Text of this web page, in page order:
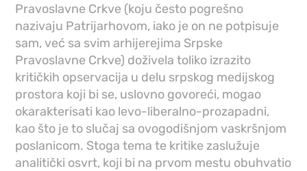
Pravoslavne Crkve (koju često pogrešno
nazivaju Patrijarhovom, iako je on ne potpisuje
sam, već sa svim arhijerejima Srpske
Pravoslavne Crkve) doživela toliko izrazito
kritičkih opservacija u delu srpskog medijskog
prostora koji bi se, uslovno govoreći, mogao
okarakterisati kao levo-liberalno-prozapadni,
kao što je to slučaj sa ovogodišnjom vaskršnjom
poslanicom. Stoga tema te kritike zaslužuje
analitički osvrt, koji bi na prvom mestu obuhvatio